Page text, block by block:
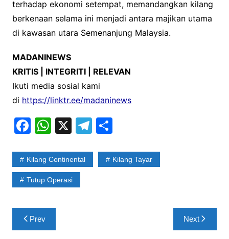
terhadap ekonomi setempat, memandangkan kilang
berkenaan selama ini menjadi antara majikan utama
di kawasan utara Semenanjung Malaysia.
MADANINEWS
KRITIS | INTEGRITI | RELEVAN
Ikuti media sosial kami
di https://linktr.ee/madaninews
F
c
e
b
o
o
W
at
s
A
p
X T
e
S
ar
Kilang Continental Kilang Tayar
Tutup Operasi
Post
navigation
Prev Next